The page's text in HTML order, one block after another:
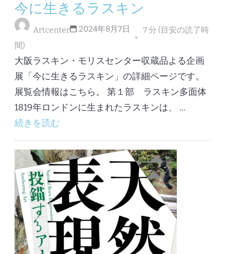
今に生きるラスキン
Artcenter 2024年8月7日
7 分 (目安の読了時
間)
大阪ラスキン・モリスセンター収蔵品よる企画
展「今に生きるラスキン」の詳細ページです。
展覧会情報はこちら。 第１部 ラスキン多面体
1819年ロンドンに生まれたラスキンは、 …
続きを読む